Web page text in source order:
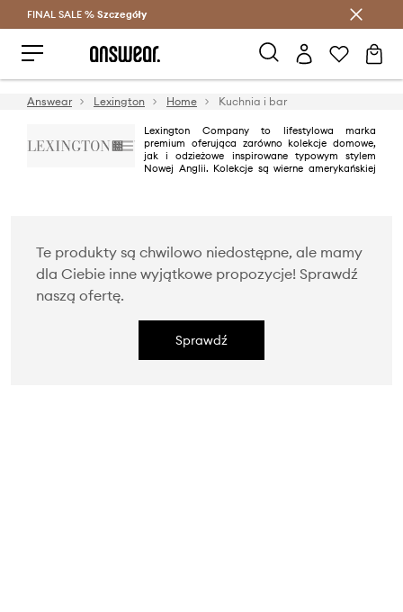
Oszczędzaj z Answear Club >
FINAL SALE % Szczegóły
Answear Lexington Home Kuchnia i bar
Lexington Company to lifestylowa marka
premium oferująca zarówno kolekcje domowe,
jak i odzieżowe inspirowane typowym stylem
Nowej Anglii. Kolekcje są wierne amerykańskiej
Te produkty są chwilowo niedostępne, ale mamy
dla Ciebie inne wyjątkowe propozycje! Sprawdź
naszą ofertę.
Sprawdź